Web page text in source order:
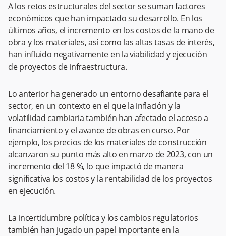
A los retos estructurales del sector se suman factores
económicos que han impactado su desarrollo. En los
últimos años, el incremento en los costos de la mano de
obra y los materiales, así como las altas tasas de interés,
han influido negativamente en la viabilidad y ejecución
de proyectos de infraestructura.
Lo anterior ha generado un entorno desafiante para el
sector, en un contexto en el que la inflación y la
volatilidad cambiaria también han afectado el acceso a
financiamiento y el avance de obras en curso. Por
ejemplo, los precios de los materiales de construcción
alcanzaron su punto más alto en marzo de 2023, con un
incremento del 18 %, lo que impactó de manera
significativa los costos y la rentabilidad de los proyectos
en ejecución.
La incertidumbre política y los cambios regulatorios
también han jugado un papel importante en la